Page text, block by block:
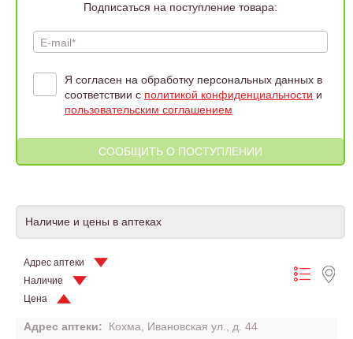
Подписаться на поступление товара:
E-mail*
Я согласен на обработку персональных данных в
соответствии с политикой конфиденциальности и
пользовательским соглашением
Наличие и цены в аптеках
Адрес аптеки
Наличие
Цена
Адрес аптеки:
Кохма, Ивановская ул., д. 44